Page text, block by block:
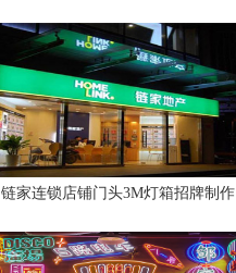
链家连锁店铺门头3M灯箱招牌制作